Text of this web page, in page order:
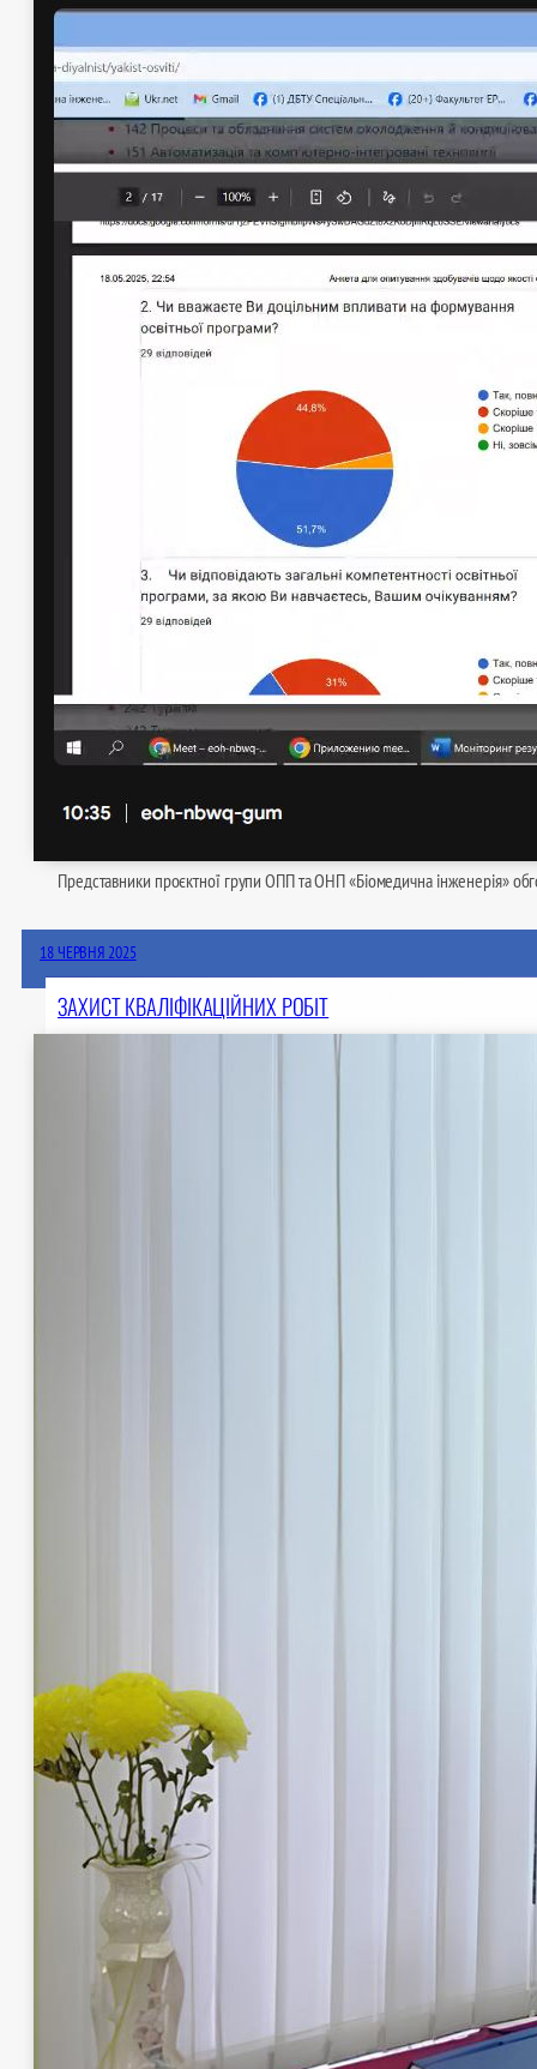
Представники проєктної групи ОПП та ОНП «Біомедична інженерія»
18 ЧЕРВНЯ 2025
ЗАХИСТ КВАЛІФІКАЦІЙНИХ РОБІТ